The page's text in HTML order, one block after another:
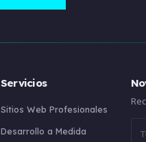
Servicios
Sitios Web Profesionales
Desarrollo a Medida